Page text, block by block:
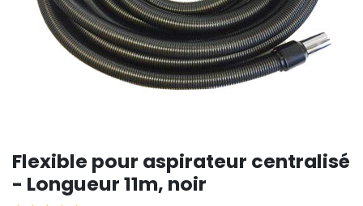
Flexible pour aspirateur centralisé
- Longueur 11m, noir